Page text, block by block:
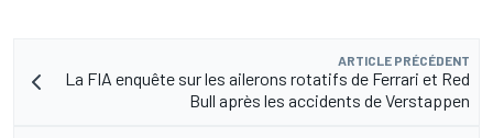
ARTICLE PRÉCÉDENT
La FIA enquête sur les ailerons rotatifs de Ferrari et Red
Bull après les accidents de Verstappen